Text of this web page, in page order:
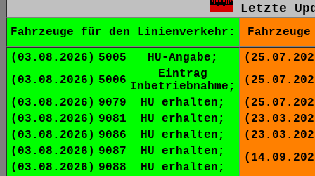
Letzte
Fahrzeuge für den Linienverkehr:
(03.08.2026) 5005
HU-Angabe;
(03.08.2026) 5006
Eintrag
Inbetriebnahme;
(03.08.2026) 9079
HU erhalten;
(03.08.2026) 9081
HU erhalten;
(03.08.2026) 9086
HU erhalten;
(03.08.2026) 9087
HU erhalten;
(03.08.2026) 9088
HU erhalten;